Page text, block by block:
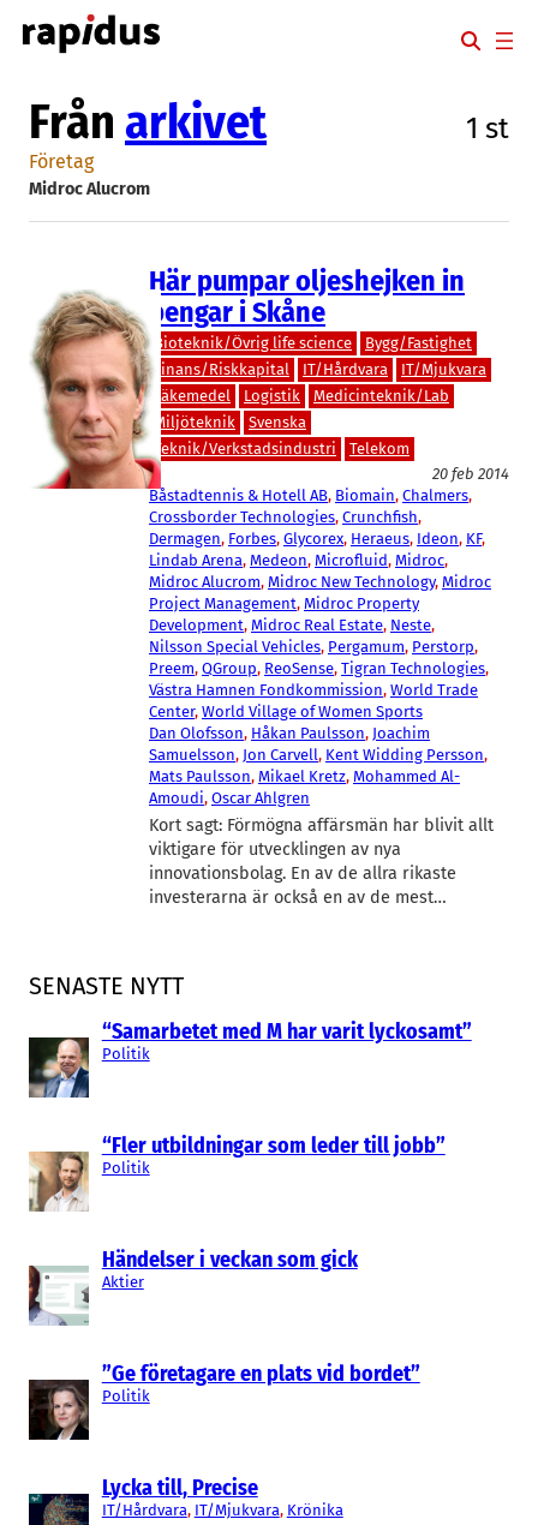
Hoppa
till
SENASTE NYTT
“Samarbetet med M har varit lyckosamt”
Politik
“Fler utbildningar som leder till jobb”
Politik
Händelser i veckan som gick
Aktier
”Ge företagare en plats vid bordet”
Politik
Lycka till, Precise
IT/Hårdvara, IT/Mjukvara, Krönika
Från arkivet 1 st
Företag
Midroc Alucrom
Här pumpar oljeshejken in
pengar i Skåne
Bioteknik/Övrig life science
Bygg/Fastighet
Finans/Riskkapital
IT/Hårdvara
IT/Mjukvara
Läkemedel
Logistik
Medicinteknik/Lab
Miljöteknik
Svenska
Teknik/Verkstadsindustri
Telekom
20 feb 2014
Båstadtennis & Hotell AB, Biomain, Chalmers
Crossborder Technologies, Crunchfish
Dermagen, Forbes, Glycorex, Heraeus, Ideon, KF
Lindab Arena, Medeon, Microfluid, Midroc
Midroc Alucrom, Midroc New Technology, Midroc
Project Management, Midroc Property
Development, Midroc Real Estate, Neste
Nilsson Special Vehicles, Pergamum, Perstorp
Preem, QGroup, ReoSense, Tigran Technologies
Västra Hamnen Fondkommission, World Trade
Center, World Village of Women Sports
Dan Olofsson, Håkan Paulsson, Joachim
Samuelsson, Jon Carvell, Kent Widding Persson
Mats Paulsson, Mikael Kretz, Mohammed Al-
Amoudi, Oscar Ahlgren
Kort sagt: Förmögna affärsmän har blivit allt
viktigare för utvecklingen av nya
innovationsbolag. En av de allra rikaste
investerarna är också en av de mest…